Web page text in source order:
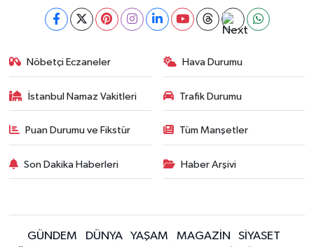
Nöbetçi Eczaneler Hava Durumu
İstanbul Namaz Vakitleri Trafik Durumu
Puan Durumu ve Fikstür Tüm Manşetler
Son Dakika Haberleri Haber Arşivi
GÜNDEM DÜNYA YAŞAM MAGAZİN
SİYASET